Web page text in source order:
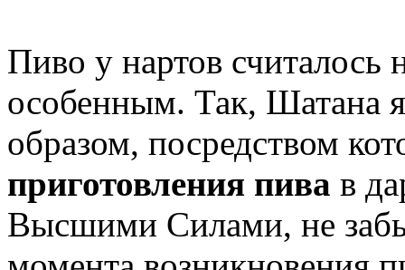
Пиво у нартов считалось
особенным. Так, Шатана
образом, посредством
приготовления пива в
Высшими Силами, не